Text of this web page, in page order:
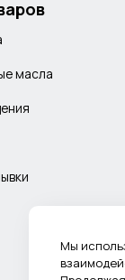
масла
Мы